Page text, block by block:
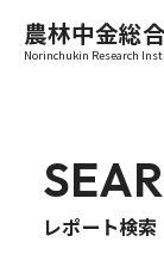
農林中金総
Norinchukin Research
レポート検索